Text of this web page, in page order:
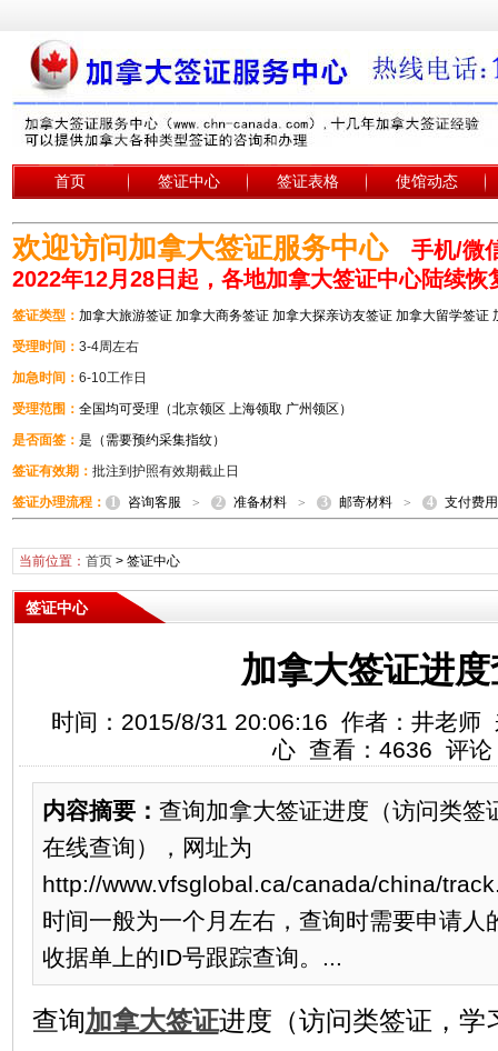
首页 签证中心 签证表格 使馆动态
欢迎访问加拿大签证服务中心
手机/微
2022年12月28日起，各地加拿大签证中心陆续恢
签证类型： 加拿大旅游签证 加拿大商务签证 加拿大探亲访友签证 加拿大留学签证
受理时间： 3-4周左右
加急时间： 6-10工作日
受理范围： 全国均可受理（北京领区 上海领取 广州领区）
是否面签： 是（需要预约采集指纹）
签证有效期： 批注到护照有效期截止日
签证办理流程： 1 咨询客服 > 2 准备材料 > 3 邮寄材料 > 4 支付费用
当前位置： 首页> 签证中心
签证中心
加拿大签证进
时间：2015/8/31 20:06:16 作者：井老师
心 查看：4636 评论
内容摘要： 查询加拿大签证进度（访问类签
在线查询），网址为
http://www.vfsglobal.ca/canada/china/
时间一般为一个月左右，查询时需要申请人
收据单上的ID号跟踪查询。...
查询加拿大签证进度（访问类签证，学